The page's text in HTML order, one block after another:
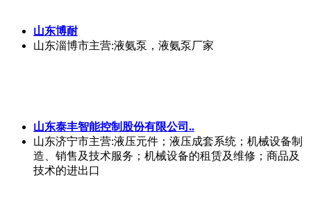
山东博耐
山东淄博市主营:液氨泵，液氨泵厂家
山东泰丰智能控制股份有限公司..
山东济宁市主营:液压元件；液压成套系统；机械设备制
造、销售及技术服务；机械设备的租赁及维修；商品及
技术的进出口